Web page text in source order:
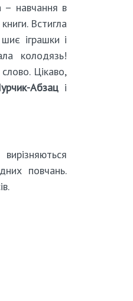
– навчання в
Встигла
іграшки і
колодязь!
Цікаво,
Абзац і
повчань.